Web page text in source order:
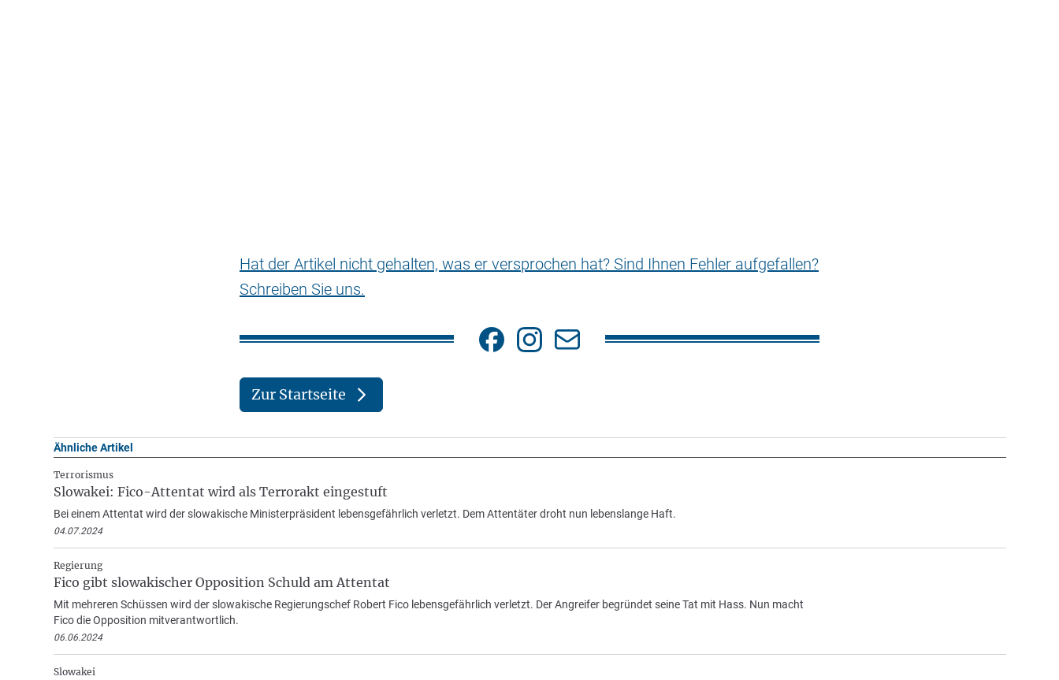
Hat der Artikel nicht gehalten, was er versprochen hat? Sind Ihnen Fehler aufgefallen?
Schreiben Sie uns.
Zur Startseite
Ähnliche Artikel
Terrorismus
Slowakei: Fico-Attentat wird als Terrorakt eingestuft
Bei einem Attentat wird der slowakische Ministerpräsident lebensgefährlich verletzt. Dem Attentäter droht nun lebenslange Haft.
04.07.2024
Regierung
Fico gibt slowakischer Opposition Schuld am Attentat
Mit mehreren Schüssen wird der slowakische Regierungschef Robert Fico lebensgefährlich verletzt. Der Angreifer begründet seine Tat mit Hass. Nun macht
Fico die Opposition mitverantwortlich.
06.06.2024
Slowakei